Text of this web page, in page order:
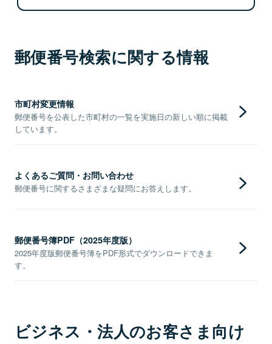
郵便番号検索に関する情報
市町村変更情報
郵便番号を公表した市町村の一覧を実施日の新しい順に掲載
しています。
よくあるご質問・お問い合わせ
郵便番号に関するさまざまな疑問にお答えします。
郵便番号簿PDF（2025年度版）
2025年度版郵便番号簿をPDF形式でダウンロードできま
す。
ビジネス・法人のお客さま向け